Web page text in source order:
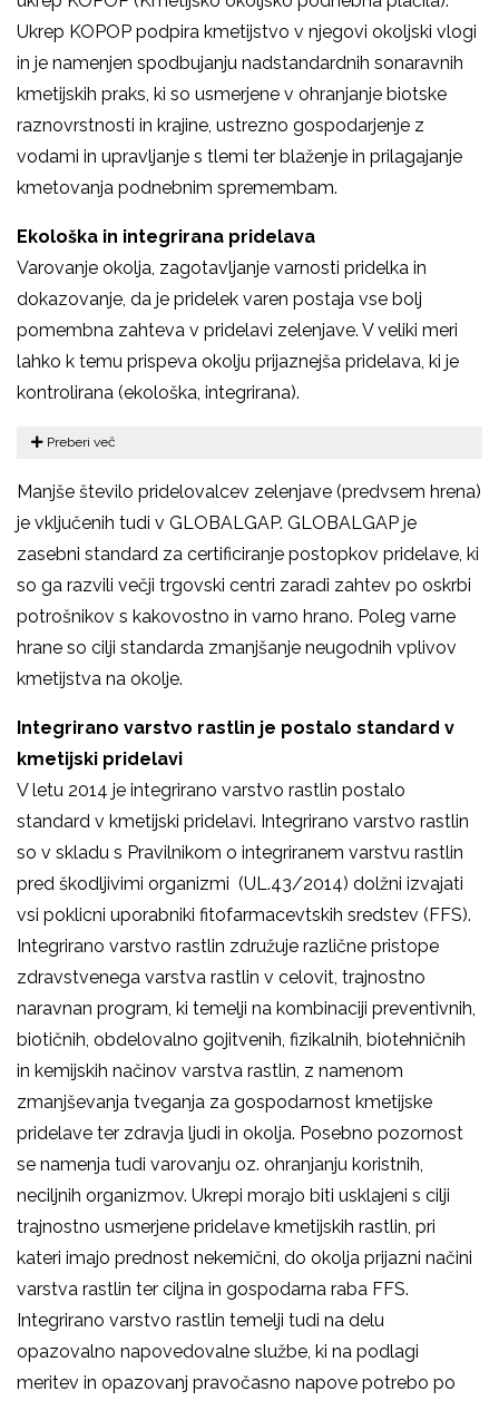
Ukrep KOPOP podpira kmetijstvo v njegovi okoljski vlogi
in je namenjen spodbujanju nadstandardnih sonaravnih
kmetijskih praks, ki so usmerjene v ohranjanje biotske
raznovrstnosti in krajine, ustrezno gospodarjenje z
vodami in upravljanje s tlemi ter blaženje in prilagajanje
kmetovanja podnebnim spremembam.
Ekološka in integrirana pridelava
Varovanje okolja, zagotavljanje varnosti pridelka in
dokazovanje, da je pridelek varen postaja vse bolj
pomembna zahteva v pridelavi zelenjave. V veliki meri
lahko k temu prispeva okolju prijaznejša pridelava, ki je
kontrolirana (ekološka, integrirana).
Preberi več
Manjše število pridelovalcev zelenjave (predvsem hrena)
je vključenih tudi v GLOBALGAP. GLOBALGAP je
zasebni standard za certificiranje postopkov pridelave, ki
so ga razvili večji trgovski centri zaradi zahtev po oskrbi
potrošnikov s kakovostno in varno hrano. Poleg varne
hrane so cilji standarda zmanjšanje neugodnih vplivov
kmetijstva na okolje.
Integrirano varstvo rastlin je postalo standard v
kmetijski pridelavi
V letu 2014 je integrirano varstvo rastlin postalo
standard v kmetijski pridelavi. Integrirano varstvo rastlin
so v skladu s Pravilnikom o integriranem varstvu rastlin
pred škodljivimi organizmi (UL.43/2014) dolžni izvajati
vsi poklicni uporabniki fitofarmacevtskih sredstev (FFS).
Integrirano varstvo rastlin združuje različne pristope
zdravstvenega varstva rastlin v celovit, trajnostno
naravnan program, ki temelji na kombinaciji preventivnih,
biotičnih, obdelovalno gojitvenih, fizikalnih, biotehničnih
in kemijskih načinov varstva rastlin, z namenom
zmanjševanja tveganja za gospodarnost kmetijske
pridelave ter zdravja ljudi in okolja. Posebno pozornost
se namenja tudi varovanju oz. ohranjanju koristnih,
neciljnih organizmov. Ukrepi morajo biti usklajeni s cilji
trajnostno usmerjene pridelave kmetijskih rastlin, pri
kateri imajo prednost nekemični, do okolja prijazni načini
varstva rastlin ter ciljna in gospodarna raba FFS.
Integrirano varstvo rastlin temelji tudi na delu
opazovalno napovedovalne službe, ki na podlagi
meritev in opazovanj pravočasno napove potrebo po